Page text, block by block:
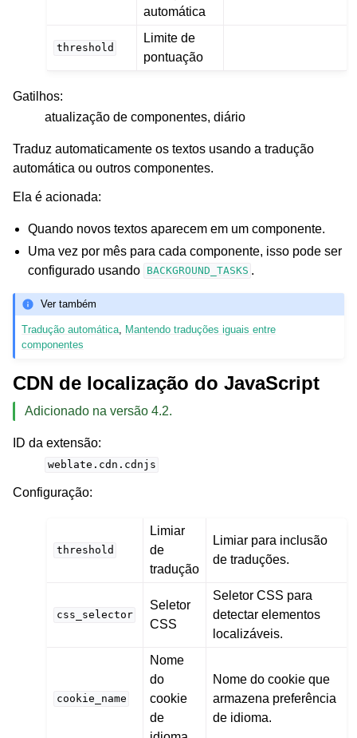
automática
threshold
Limite de
pontuação
Gatilhos:
atualização de componentes, diário
Traduz automaticamente os textos usando a tradução
automática ou outros componentes.
Ela é acionada:
Quando novos textos aparecem em um componente.
Uma vez por mês para cada componente, isso pode ser
configurado usando BACKGROUND_TASKS .
Ver também
Tradução automática, Mantendo traduções iguais entre
componentes
CDN de localização do JavaScript
Adicionado na versão 4.2.
ID da extensão:
weblate.cdn.cdnjs
Configuração:
threshold
Limiar
de
tradução
Limiar para inclusão
de traduções.
css_selector
Seletor
CSS
Seletor CSS para
detectar elementos
localizáveis.
cookie_name
Nome
do
cookie
de
Nome do cookie que
armazena preferência
de idioma.